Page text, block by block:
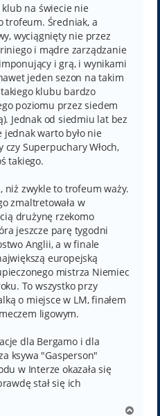
klub na świecie nie
trofeum. Średniak, a
wyciągnięty nie przez
i mądre zarządzanie
i grą, i wynikami
jeden sezon na takim
klubu bardzo
poziomu przez siedem
Jednak od siedmiu lat bez
warto było nie
Superpuchary Włoch,
takiego.
niż zwykle to trofeum waży.
zmaltretowała w
drużynę rzekomo
jeszcze parę tygodni
Anglii, a w finale
europejską
mistrza Niemiec
To wszystko przy
o miejsce w LM, finałem
ligowym.
dla Bergamo i dla
ksywa "Gasperson"
w Interze okazała się
stał się ich